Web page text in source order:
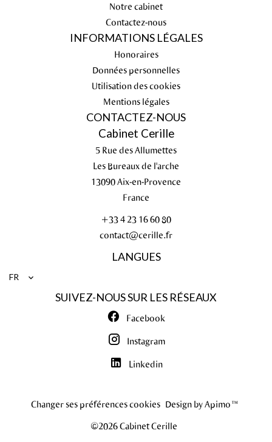
Notre cabinet
Contactez-nous
INFORMATIONS LÉGALES
Honoraires
Données personnelles
Utilisation des cookies
Mentions légales
CONTACTEZ-NOUS
Cabinet Cerille
5 Rue des Allumettes
Les Bureaux de l'arche
13090Aix-en-Provence
France
+33 4 23 16 60 80
contact@cerille.fr
LANGUES
FR
SUIVEZ-NOUS SUR LES RÉSEAUX
Facebook
Instagram
Linkedin
Changer ses préférences cookies Design byApimo™
©2026 Cabinet Cerille